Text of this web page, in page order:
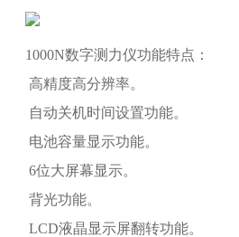
1000N数字测力仪功能特点：
高精度高分辨率。
自动关机时间设置功能。
电池容量显示功能。
6位大屏幕显示。
背光功能。
LCD液晶显示屏翻转功能。